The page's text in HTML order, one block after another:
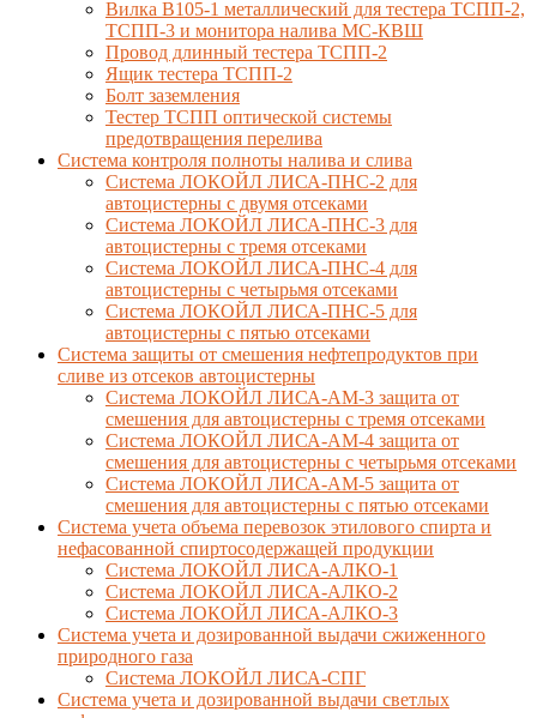
Вилка В105-1 металлический для тестера ТСПП-2,
ТСПП-3 и монитора налива МС-КВШ
Провод длинный тестера ТСПП-2
Ящик тестера ТСПП-2
Болт заземления
Тестер ТСПП оптической системы
предотвращения перелива
Cистема контроля полноты налива и слива
Система ЛОКОЙЛ ЛИСА-ПНС-2 для
автоцистерны с двумя отсеками
Система ЛОКОЙЛ ЛИСА-ПНС-3 для
автоцистерны с тремя отсеками
Система ЛОКОЙЛ ЛИСА-ПНС-4 для
автоцистерны с четырьмя отсеками
Система ЛОКОЙЛ ЛИСА-ПНС-5 для
автоцистерны с пятью отсеками
Система защиты от смешения нефтепродуктов при
сливе из отсеков автоцистерны
Система ЛОКОЙЛ ЛИСА-AM-3 защита от
смешения для автоцистерны с тремя отсеками
Система ЛОКОЙЛ ЛИСА-AM-4 защита от
смешения для автоцистерны с четырьмя отсеками
Система ЛОКОЙЛ ЛИСА-AM-5 защита от
смешения для автоцистерны с пятью отсеками
Система учета объема перевозок этилового спирта и
нефасованной спиртосодержащей продукции
Система ЛОКОЙЛ ЛИСА-AЛКО-1
Система ЛОКОЙЛ ЛИСА-АЛКО-2
Система ЛОКОЙЛ ЛИСА-АЛКО-3
Система учета и дозированной выдачи сжиженного
природного газа
Система ЛОКОЙЛ ЛИСА-СПГ
Система учета и дозированной выдачи светлых